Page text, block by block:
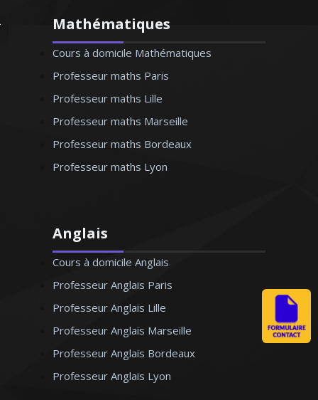
Mathématiques
Cours à domicile Mathématiques
Professeur maths Paris
Professeur maths Lille
Professeur maths Marseille
Professeur maths Bordeaux
Professeur maths Lyon
Anglais
Cours à domicile Anglais
Professeur Anglais Paris
Professeur Anglais Lille
Professeur Anglais Marseille
Professeur Anglais Bordeaux
Professeur Anglais Lyon